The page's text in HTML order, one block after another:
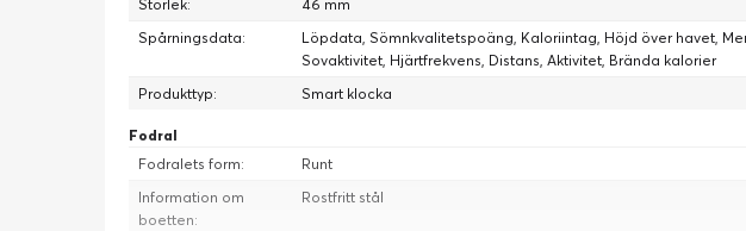
Storlek:
46 mm
Spårningsdata:
Löpdata, Sömnkvalitetspoäng, Kaloriintag, Höjd över havet,
Sovaktivitet, Hjärtfrekvens, Distans, Aktivitet, Brända kalorier
Produkttyp:
Smart klocka
Fodral
Fodralets form:
Runt
Information om
boetten:
Rostfritt stål